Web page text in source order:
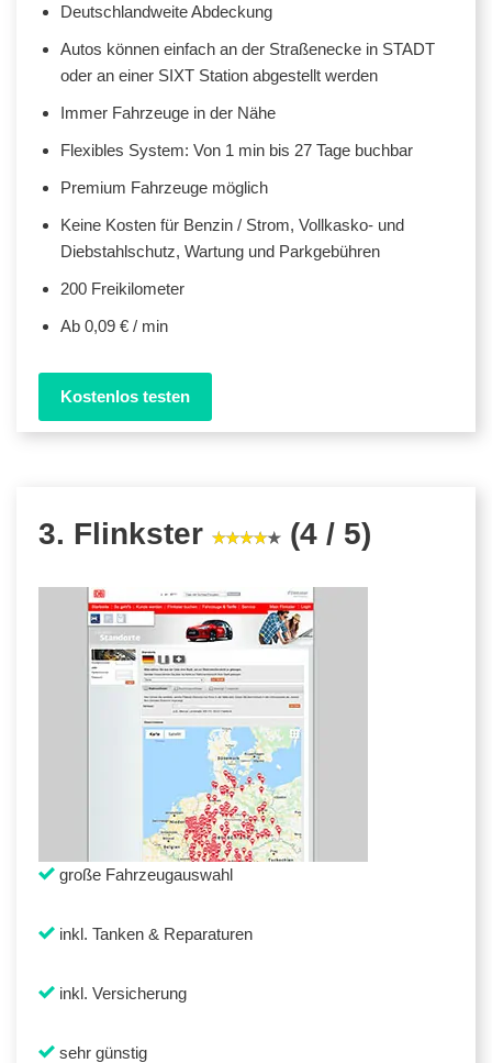
Deutschlandweite Abdeckung
Autos können einfach an der Straßenecke in STADT
oder an einer SIXT Station abgestellt werden
Immer Fahrzeuge in der Nähe
Flexibles System: Von 1 min bis 27 Tage buchbar
Premium Fahrzeuge möglich
Keine Kosten für Benzin / Strom, Vollkasko- und
Diebstahlschutz, Wartung und Parkgebühren
200 Freikilometer
Ab 0,09 € / min
Kostenlos testen
3. Flinkster (4 / 5)
große Fahrzeugauswahl
inkl. Tanken & Reparaturen
inkl. Versicherung
sehr günstig